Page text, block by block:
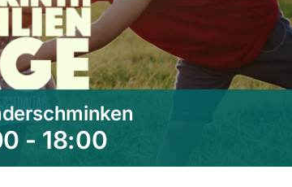
- 18:00